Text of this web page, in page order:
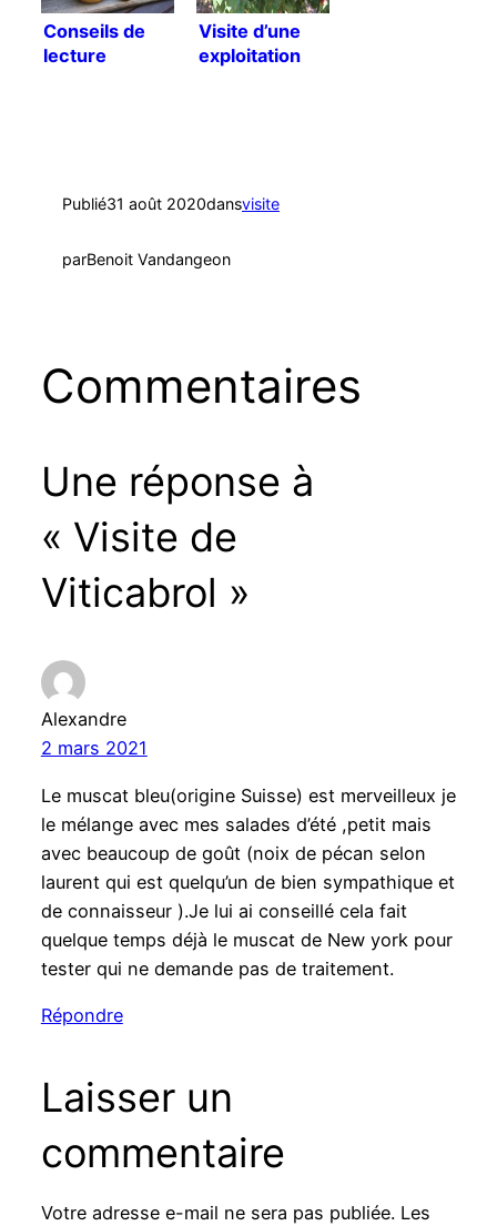
Conseils de
lecture
Visite d’une
exploitation
Publié31 août 2020dansvisite
parBenoit Vandangeon
Commentaires
Une réponse à
« Visite de
Viticabrol »
Alexandre
2 mars 2021
Le muscat bleu(origine Suisse) est merveilleux je
le mélange avec mes salades d’été ,petit mais
avec beaucoup de goût (noix de pécan selon
laurent qui est quelqu’un de bien sympathique et
de connaisseur ).Je lui ai conseillé cela fait
quelque temps déjà le muscat de New york pour
tester qui ne demande pas de traitement.
Répondre
Laisser un
commentaire
Votre adresse e-mail ne sera pas publiée. Les